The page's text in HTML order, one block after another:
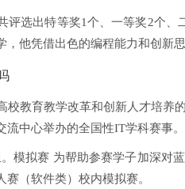
评选出特等奖1个、一等奖2个
他凭借出色的编程能力和创新
校教育教学改革和创新人才培养
中心举办的全国性IT学科赛事。
模拟赛 为帮助参赛学子加深对
（软件类）校内模拟赛。